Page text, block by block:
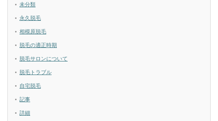
未分類
永久脱毛
相模原脱毛
脱毛の適正時期
脱毛サロンについて
脱毛トラブル
自宅脱毛
記事
詳細